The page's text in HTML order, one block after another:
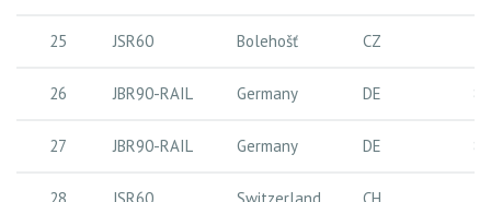
25 JSR60 Bolehošť CZ
26 JBR90-RAIL Germany DE
27 JBR90-RAIL Germany DE